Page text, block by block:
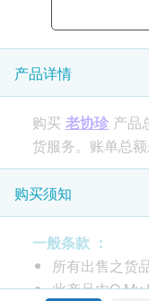
产品详情
购买 老协珍 产品
货服务。账单总
功效
老协珍以传承
成分完全释放！
精粹上等老母
干姜慢工细熬
购买须知
一般条款 ：
所有出售之货
此产品由O My